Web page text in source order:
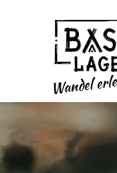
Wandel